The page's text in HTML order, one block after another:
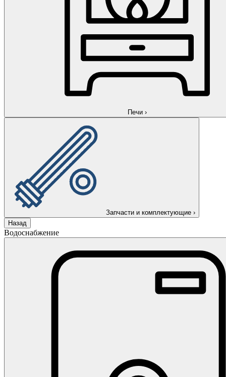
Печи ›
Запчасти и комплектующие ›
Назад
Водоснабжение